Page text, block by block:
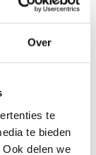
Over
te
te bieden
delen we